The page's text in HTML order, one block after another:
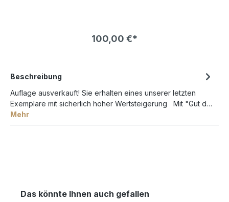
und kontrastreicher als bei normalem Bilderglas NUR
100,00 €*
Beschreibung
Auflage ausverkauft! Sie erhalten eines unserer letzten
Exemplare mit sicherlich hoher Wertsteigerung Mit "Gut d…
Mehr
Das könnte Ihnen auch gefallen